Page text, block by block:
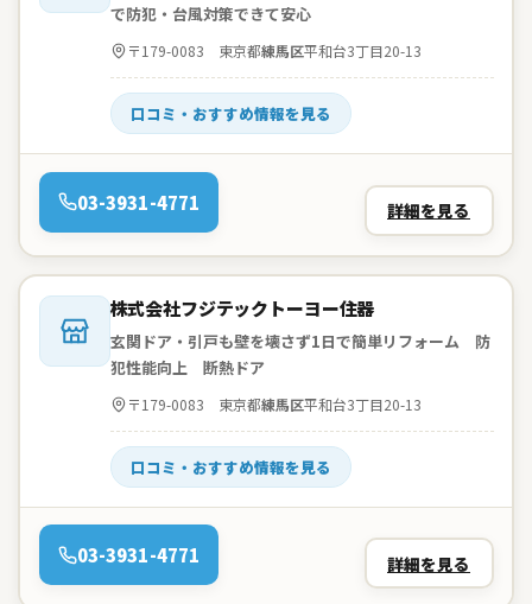
で防犯・台風対策できて安心
住所：〒179-0083 東京都練馬区平和台3丁目20-13
口コミ・おすすめ情報を見る
電話：
03-3931-4771 詳細を見る
会社名：
株式会社フジテックトーヨー住器
玄関ドア・引戸も壁を壊さず1日で簡単リフォーム 防
犯性能向上 断熱ドア
住所：〒179-0083 東京都練馬区平和台3丁目20-13
口コミ・おすすめ情報を見る
電話：
03-3931-4771 詳細を見る